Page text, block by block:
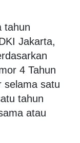
tahun
Jakarta,
4 Tahun
selama satu
tahun
atau